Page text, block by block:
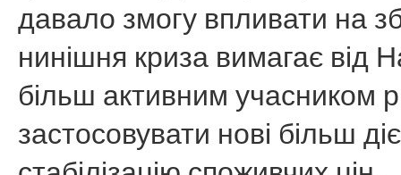
давало змогу впливати на
нинішня криза вимагає від
більш активним учасником
застосовувати нові більш